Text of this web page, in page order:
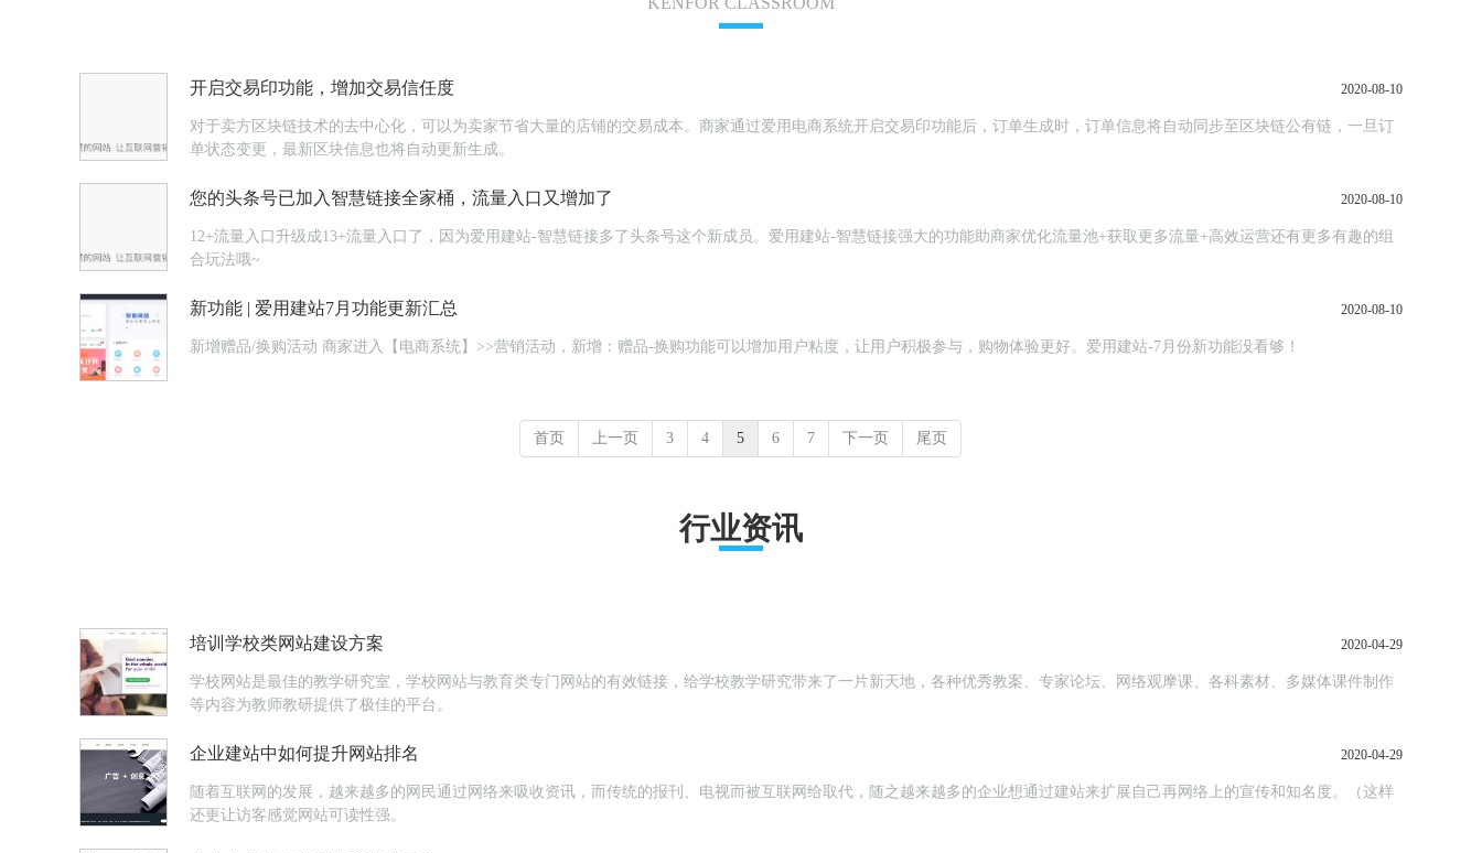
开启交易印功能，增加交易信任度 2020-08-10
对于卖方区块链技术的去中心化，可以为卖家节省大量的店铺的交易成本。商家通过爱用电商系统开启交易印功能后，订单生成时，订单信息将自动同步至区块链公有链，一旦订
单状态变更，最新区块信息也将自动更新生成。
您的头条号已加入智慧链接全家桶，流量入口又增加了 2020-08-10
12+流量入口升级成13+流量入口了，因为爱用建站-智慧链接多了头条号这个新成员。爱用建站-智慧链接强大的功能助商家优化流量池+获取更多流量+高效运营还有更多有趣的组
合玩法哦~
新功能 | 爱用建站7月功能更新汇总 2020-08-10
新增赠品/换购活动 商家进入【电商系统】>>营销活动，新增：赠品-换购功能可以增加用户粘度，让用户积极参与，购物体验更好。爱用建站-7月份新功能没看够！
首页 上一页 3 4 5 6 7 下一页 尾页
行业资讯
培训学校类网站建设方案 2020-04-29
学校网站是最佳的教学研究室，学校网站与教育类专门网站的有效链接，给学校教学研究带来了一片新天地，各种优秀教案、专家论坛、网络观摩课、各科素材、多媒体课件制作
等内容为教师教研提供了极佳的平台。
企业建站中如何提升网站排名 2020-04-29
随着互联网的发展，越来越多的网民通过网络来吸收资讯，而传统的报刊、电视而被互联网给取代，随之越来越多的企业想通过建站来扩展自己再网络上的宣传和知名度。（这样
还更让访客感觉网站可读性强。